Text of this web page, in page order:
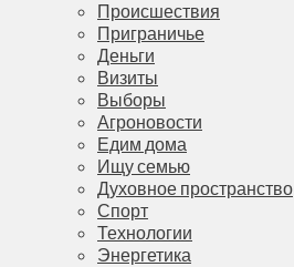
Происшествия
Приграничье
Деньги
Визиты
Выборы
Агроновости
Едим дома
Ищу семью
Духовное пространство
Спорт
Технологии
Энергетика